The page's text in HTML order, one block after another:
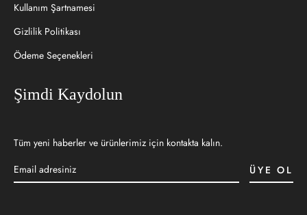
Kullanım Şartnamesi
Gizlilik Politikası
Ödeme Seçenekleri
Şimdi Kaydolun
Tüm yeni haberler ve ürünlerimiz için kontakta kalın.
ÜYE OL